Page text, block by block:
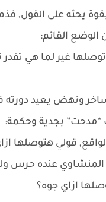
يحثه على القول,
الوضع القائم:
غير لما هي
ساخر ونهض يعيد دورته
“مدحت” بجدية وحكمة:
قولي هتوصلها
عنده حرس
ازاي جوه؟